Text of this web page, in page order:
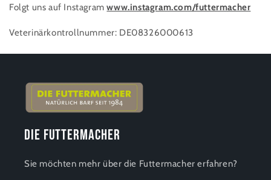
Folgt uns auf Instagramwww.instagram.com/futtermacher
Veterinärkontrollnummer: DE08326000613
Die Futtermacher
Sie möchten mehr über die Futtermacher erfahren?